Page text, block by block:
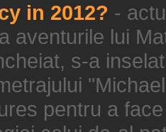
in 2012? -
aventurile lui
s-a
pentru a